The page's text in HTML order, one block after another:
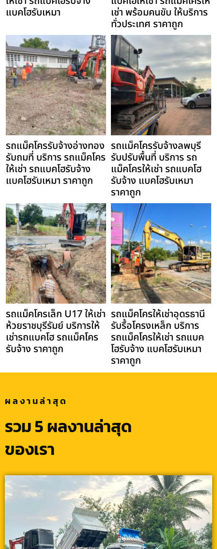
แบคโฮรับเหมา
เช่า พร้อมคนขับ ให้บริการ
ทั่วประเทศ ราคาถูก
รถแม็คโครรับจ้างอ่างทอง
รับถมที่ บริการ รถแม็คโคร
ให้เช่า รถแบคโฮรับจ้าง
แบคโฮรับเหมา ราคาถูก
รถแม็คโครรับจ้างลพบุรี
รับปรับพื้นที่ บริการ รถ
แม็คโครให้เช่า รถแบคโฮ
รับจ้าง แบคโฮรับเหมา
ราคาถูก
รถแม็คโครเล็ก U17 ให้เช่า
ห้วยราชบุรีรัมย์ บริการให้
เช่ารถแบคโฮ รถแม็คโคร
รับจ้าง ราคาถูก
รถแม็คโครให้เช่าอุดรธานี
รับรื้อโครงเหล็ก บริการ
รถแม็คโครให้เช่า รถแบค
โฮรับจ้าง แบคโฮรับเหมา
ราคาถูก
ผลงานล่าสุด
รวม 5 ผลงานล่าสุด
ของเรา